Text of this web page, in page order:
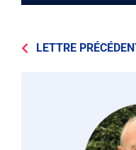
LETTRE